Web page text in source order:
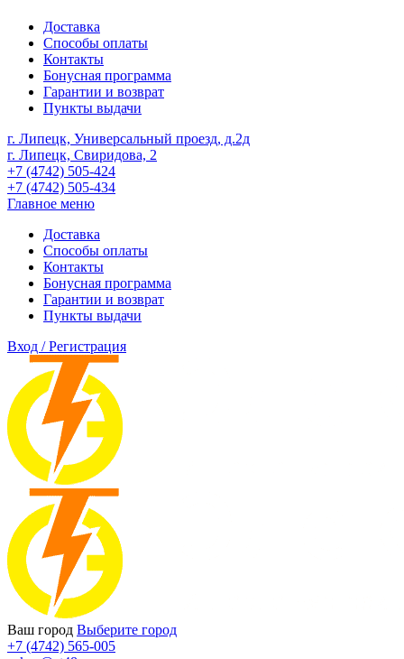
Доставка
Способы оплаты
Контакты
Бонусная программа
Гарантии и возврат
Пункты выдачи
г. Липецк, Универсальный проезд, д.2д
г. Липецк, Свиридова, 2
+7 (4742) 505-424
+7 (4742) 505-434
Главное меню
Доставка
Способы оплаты
Контакты
Бонусная программа
Гарантии и возврат
Пункты выдачи
Вход / Регистрация
Ваш город Выберите город
+7 (4742) 565-005